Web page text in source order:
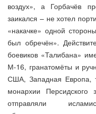
воздух», а Горбачёв
заикался – не хотел
«накачке» одной
был обречён».
боевиков «Талибана»
М-16, гранатомёты и
США, Западная Европа,
монархии
отправляли